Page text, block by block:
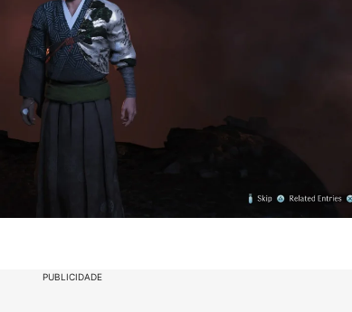
PUBLICIDADE